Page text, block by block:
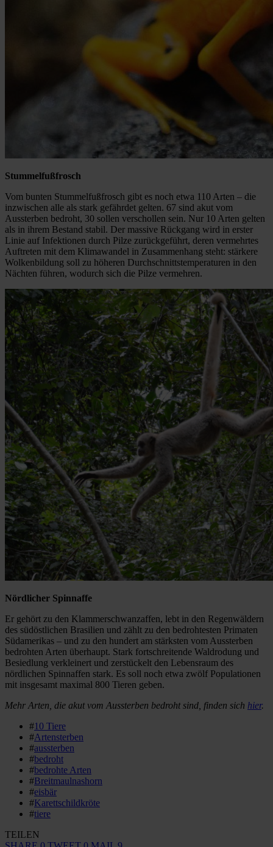
Stummelfußfrosch
Vom bunten Stummelfußfrosch gibt es noch etwa 110 Arten – die
inzwischen alle als stark gefährdet gelten. 67 sind akut vom
Aussterben bedroht, 30 sollen verschollen sein. Nur 10 Arten gelten
als in ihrem Bestand stabil. Der massive Rückgang wird in erster
Linie auf Infektionen durch Pilze zurückgeführt, deren vermehrtes
Auftreten mit dem Klimawandel in Zusammenhang steht: stärkere
Wolkenbildung soll zu höheren Durchschnittstemperaturen in den
Nächten führen, wodurch sich die Pilze vermehren.
Nördlicher Spinnaffe
Er gehört zu den Klammerschwanzaffen, lebt in den Regenwäldern
des südöstlichen Brasilien und zählt zu den bedrohtesten Primaten
Südamerikas – und zu den hundert am stärksten vom Aussterben
bedrohten Arten überhaupt. Stark fortschreitende Waldrodung und
Besiedlung verkleinert und zerstückelt den Lebensraum des
nördlichen Spinnaffen stark. Es soll noch etwa zwölf Populationen
mit insgesamt maximal 800 Tieren geben.
Mehr Arten, die akut vom Aussterben bedroht sind, finden sich hier.
#10 Tiere
#Artensterben
#aussterben
#bedroht
#bedrohte Arten
#Breitmaulnashorn
#eisbär
#Karettschildkröte
#tiere
TEILEN